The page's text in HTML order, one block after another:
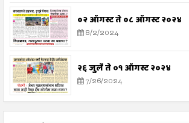
०२ ऑगस्ट ते ०८ ऑगस्ट २०२४
8/2/2024
२६ जुलै ते ०१ ऑगस्ट २०२४
7/26/2024